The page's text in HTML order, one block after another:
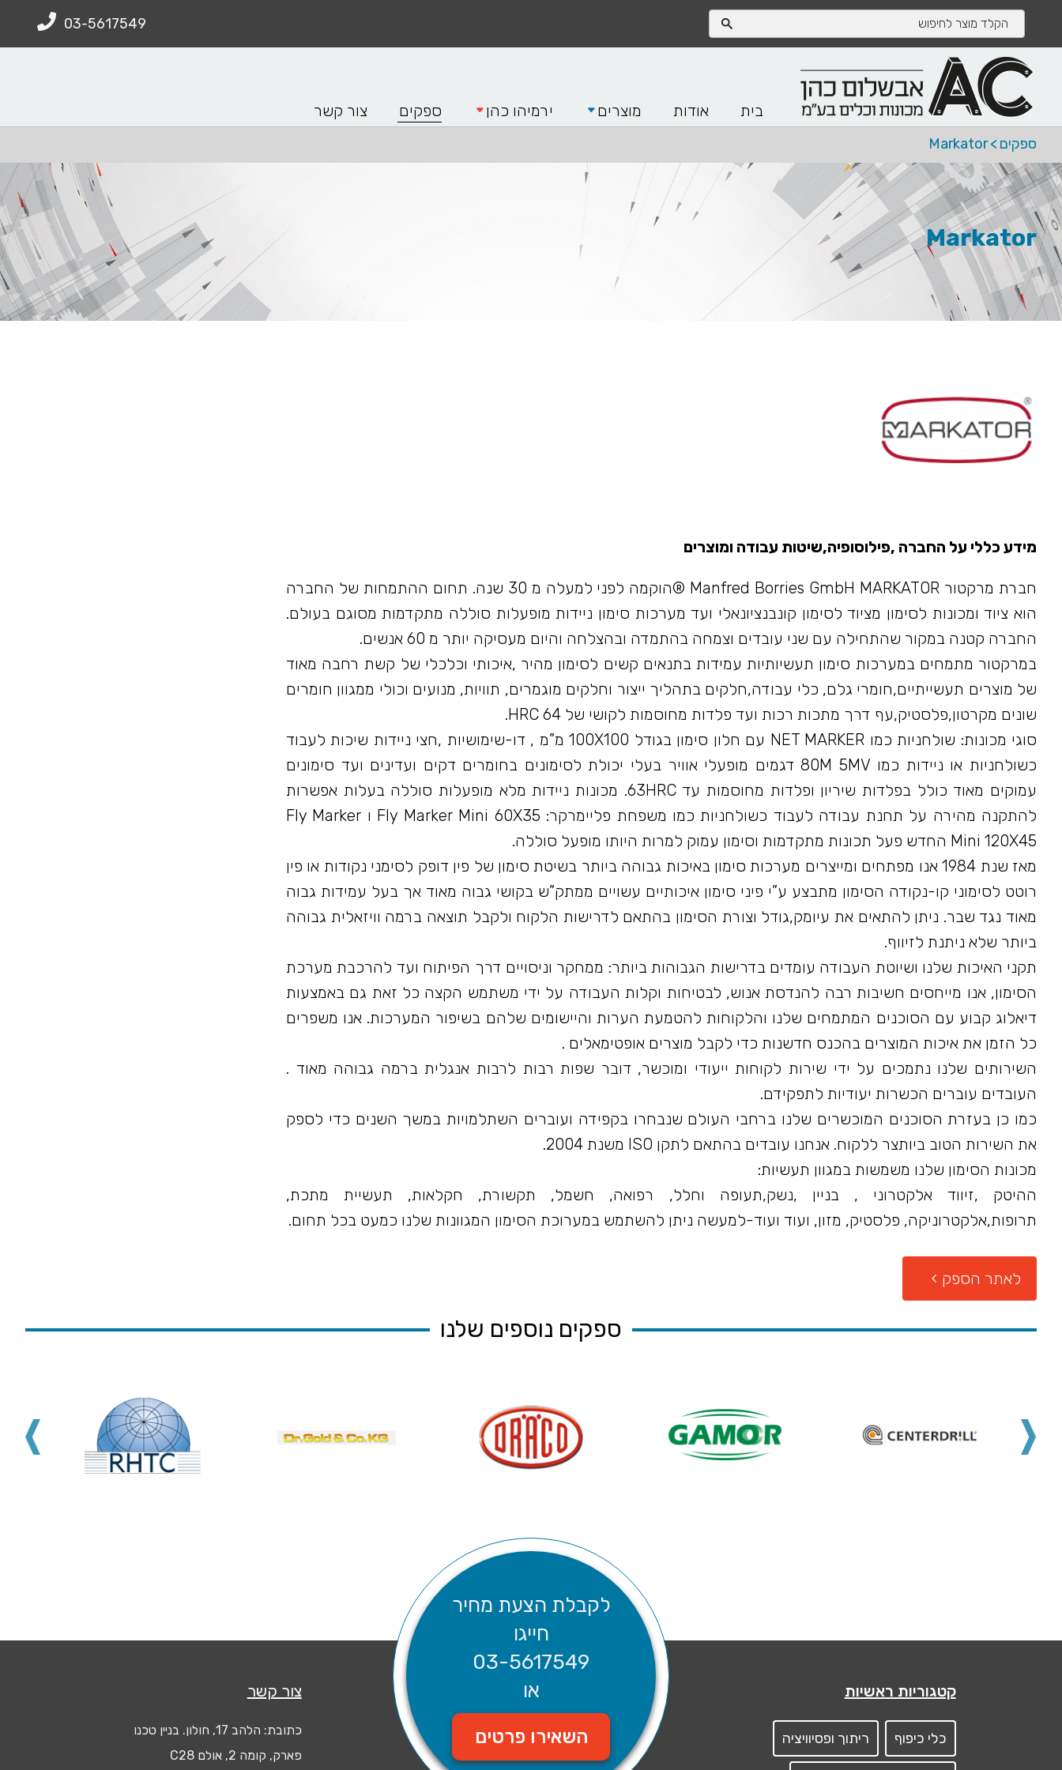
03-5617549
בית אודות מוצרים ירמיהו כהן ספקים צור קשר
ספקים >
Markator
Markator
מידע כללי על החברה ,פילוסופיה,שיטות עבודה ומוצרים
חברת מרקטור Manfred Borries GmbH MARKATOR ®הוקמה לפני למעלה מ 30 שנה. תחום ההתמחות של החברה
הוא ציוד ומכונות לסימון מציוד לסימון קונבנציונאלי ועד מערכות סימון ניידות מופעלות סוללה מתקדמות מסוגם בעולם.
החברה קטנה במקור שהתחילה עם שני עובדים וצמחה בהתמדה ובהצלחה והיום מעסיקה יותר מ 60 אנשים.
במרקטור מתמחים במערכות סימון תעשיותיות עמידות בתנאים קשים לסימון מהיר ,איכותי וכלכלי של קשת רחבה מאוד
של מוצרים תעשייתיים,חומרי גלם, כלי עבודה,חלקים בתהליך ייצור וחלקים מוגמרים, תוויות, מנועים וכולי ממגוון חומרים
שונים מקרטון,פלסטיק,עף דרך מתכות רכות ועד פלדות מחוסמות לקושי של 64 HRC.
סוגי מכונות: שולחניות כמו NET MARKER עם חלון סימון בגודל 100X100 מ”מ , דו-שימושיות ,חצי ניידות שיכות לעבוד
כשולחניות או ניידות כמו 80M 5MV דגמים מופעלי אוויר בעלי יכולת לסימונים בחומרים דקים ועדינים ועד סימונים
עמוקים מאוד כולל בפלדות שיריון ופלדות מחוסמות עד 63HRC. מכונות ניידות מלא מופעלות סוללה בעלות אפשרות
להתקנה מהירה על תחנת עבודה לעבוד כשולחניות כמו משפחת פליימרקר: Fly Marker Mini 60X35 ו Fly Marker
Mini 120X45 החדש פעל תכונות מתקדמות וסימון עמוק למרות היותו מופעל סוללה.
מאז שנת 1984 אנו מפתחים ומייצרים מערכות סימון באיכות גבוהה ביותר בשיטת סימון של פין דופק לסימני נקודות או פין
רוטט לסימוני קו-נקודה הסימון מתבצע ע”י פיני סימון איכותיים עשויים ממתק”ש בקושי גבוה מאוד אך בעל עמידות גבוה
מאוד נגד שבר. ניתן להתאים את עיומק,גודל וצורת הסימון בהתאם לדרישות הלקוח ולקבל תוצאה ברמה וויזאלית גבוהה
ביותר שלא ניתנת לזיווף.
תקני האיכות שלנו ושיוטת העבודה עומדים בדרישות הגבוהות ביותר: ממחקר וניסויים דרך הפיתוח ועד להרכבת מערכת
הסימון, אנו מייחסים חשיבות רבה להנדסת אנוש, לבטיחות וקלות העבודה על ידי משתמש הקצה כל זאת גם באמצעות
דיאלוג קבוע עם הסוכנים המתמחים שלנו והלקוחות להטמעת הערות והיישומים שלהם בשיפור המערכות. אנו משפרים
כל הזמן את איכות המוצרים בהכנס חדשנות כדי לקבל מוצרים אופטימאלים .
השירותים שלנו נתמכים על ידי שירות לקוחות ייעודי ומוכשר, דובר שפות רבות לרבות אנגלית ברמה גבוהה מאוד .
העובדים עוברים הכשרות יעודיות לתפקידם.
כמו כן בעזרת הסוכנים המוכשרים שלנו ברחבי העולם שנבחרו בקפידה ועוברים השתלמויות במשך השנים כדי לספק
את השירות הטוב ביותצר ללקוח. אנחנו עובדים בהתאם לתקן ISO משנת 2004.
מכונות הסימון שלנו משמשות במגוון תעשיות:
ההיטק ,זיווד אלקטרוני , בניין ,נשק,תעופה וחלל, רפואה, חשמל, תקשורת, חקלאות, תעשיית מתכת,
תרופות,אלקטרוניקה, פלסטיק, מזון, ועוד ועוד-למעשה ניתן להשתמש במערוכת הסימון המגוונות שלנו כמעט בכל תחום.
לאתר הספק
ספקים נוספים שלנו
לקבלת הצעת מחיר
חייגו
03-5617549
או
השאירו פרטים
קטגוריות ראשיות
כלי כיפוף ריתוך ופסיוויציה
צור קשר
כתובת: הלהב 17, חולון. בניין טכנו
פארק, קומה 2, אולם C28